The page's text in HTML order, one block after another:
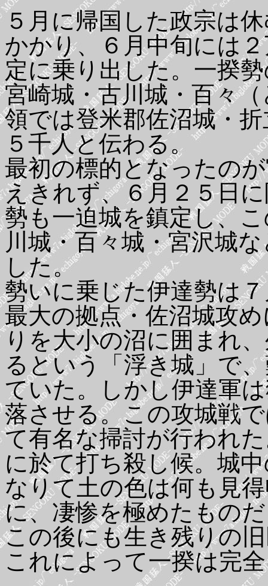
５月に帰国した政宗は
かかり、６月中旬には
定に乗り出した。一揆
宮崎城・古川城・百々
領では登米郡佐沼城・
５千人と伝わる。
最初の標的となったの
えきれず、６月２５日
勢も一迫城を鎮定し、
川城・百々城・宮沢城
した。
勢いに乗じた伊達勢は
最大の拠点・佐沼城攻
りを大小の沼に囲まれ
るという「浮き城」で
ていた。しかし伊達軍
落させる。この攻城戦
て有名な掃討が行われ
に於て打ち殺し候。城
なりて土の色は何も見
に、凄惨を極めたもの
この後にも生き残りの
これによって一揆は完